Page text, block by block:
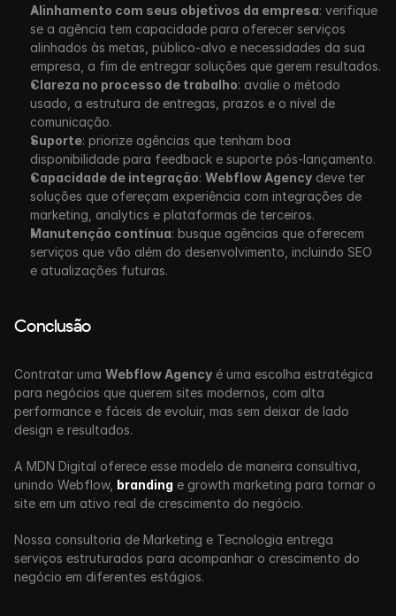
Alinhamento com seus objetivos da empresa: verifique
se a agência tem capacidade para oferecer serviços
alinhados às metas, público-alvo e necessidades da sua
empresa, a fim de entregar soluções que gerem resultados.
Clareza no processo de trabalho: avalie o método
usado, a estrutura de entregas, prazos e o nível de
comunicação.
Suporte: priorize agências que tenham boa
disponibilidade para feedback e suporte pós-lançamento.
Capacidade de integração: Webflow Agency deve ter
soluções que ofereçam experiência com integrações de
marketing, analytics e plataformas de terceiros.
Manutenção contínua: busque agências que oferecem
serviços que vão além do desenvolvimento, incluindo SEO
e atualizações futuras.
Conclusão
Contratar uma Webflow Agency é uma escolha estratégica
para negócios que querem sites modernos, com alta
performance e fáceis de evoluir, mas sem deixar de lado
design e resultados.
A MDN Digital oferece esse modelo de maneira consultiva,
unindo Webflow, branding e growth marketing para tornar o
site em um ativo real de crescimento do negócio.
Nossa consultoria de Marketing e Tecnologia entrega
serviços estruturados para acompanhar o crescimento do
negócio em diferentes estágios.